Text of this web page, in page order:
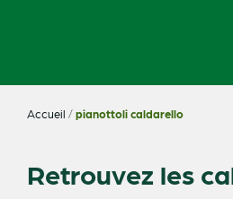
Accueil /pianottoli caldarello
Retrouvez les